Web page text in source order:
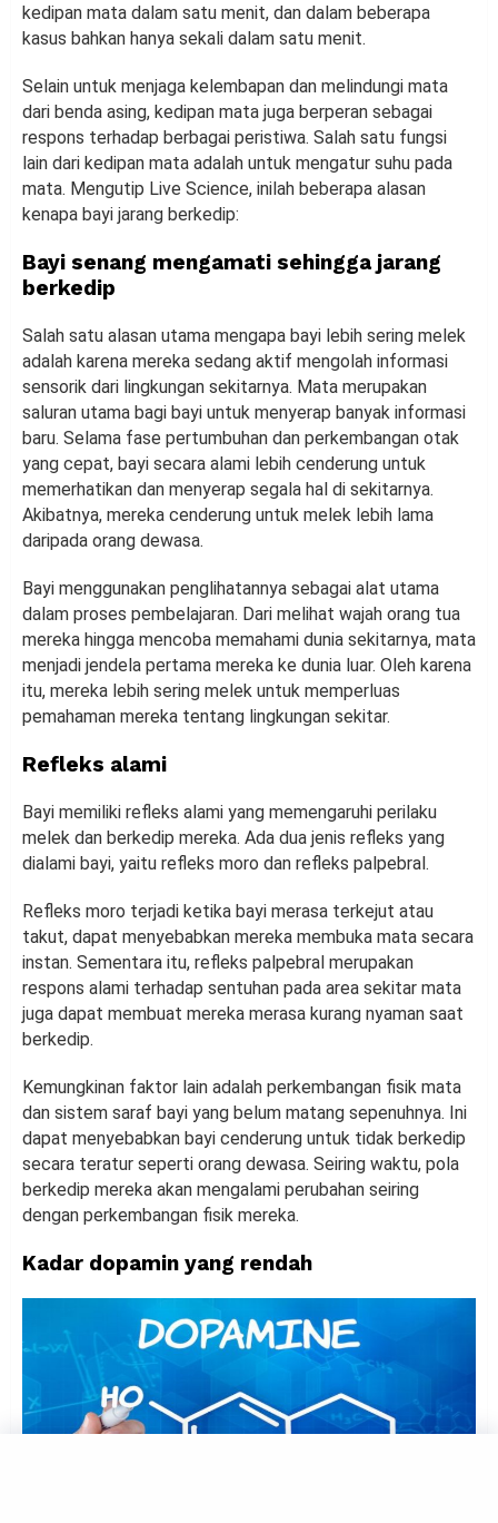
kedipan mata dalam satu menit, dan dalam beberapa
kasus bahkan hanya sekali dalam satu menit.
Selain untuk menjaga kelembapan dan melindungi mata
dari benda asing, kedipan mata juga berperan sebagai
respons terhadap berbagai peristiwa. Salah satu fungsi
lain dari kedipan mata adalah untuk mengatur suhu pada
mata. Mengutip Live Science, inilah beberapa alasan
kenapa bayi jarang berkedip:
Bayi senang mengamati sehingga jarang
berkedip
Salah satu alasan utama mengapa bayi lebih sering melek
adalah karena mereka sedang aktif mengolah informasi
sensorik dari lingkungan sekitarnya. Mata merupakan
saluran utama bagi bayi untuk menyerap banyak informasi
baru. Selama fase pertumbuhan dan perkembangan otak
yang cepat, bayi secara alami lebih cenderung untuk
memerhatikan dan menyerap segala hal di sekitarnya.
Akibatnya, mereka cenderung untuk melek lebih lama
daripada orang dewasa.
Bayi menggunakan penglihatannya sebagai alat utama
dalam proses pembelajaran. Dari melihat wajah orang tua
mereka hingga mencoba memahami dunia sekitarnya, mata
menjadi jendela pertama mereka ke dunia luar. Oleh karena
itu, mereka lebih sering melek untuk memperluas
pemahaman mereka tentang lingkungan sekitar.
Refleks alami
Bayi memiliki refleks alami yang memengaruhi perilaku
melek dan berkedip mereka. Ada dua jenis refleks yang
dialami bayi, yaitu refleks moro dan refleks palpebral.
Refleks moro terjadi ketika bayi merasa terkejut atau
takut, dapat menyebabkan mereka membuka mata secara
instan. Sementara itu, refleks palpebral merupakan
respons alami terhadap sentuhan pada area sekitar mata
juga dapat membuat mereka merasa kurang nyaman saat
berkedip.
Kemungkinan faktor lain adalah perkembangan fisik mata
dan sistem saraf bayi yang belum matang sepenuhnya. Ini
dapat menyebabkan bayi cenderung untuk tidak berkedip
secara teratur seperti orang dewasa. Seiring waktu, pola
berkedip mereka akan mengalami perubahan seiring
dengan perkembangan fisik mereka.
Kadar dopamin yang rendah